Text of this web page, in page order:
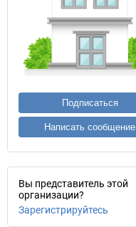
Подписаться
Написать сообщение
Вы представитель этой
организации?
Зарегистрируйтесь